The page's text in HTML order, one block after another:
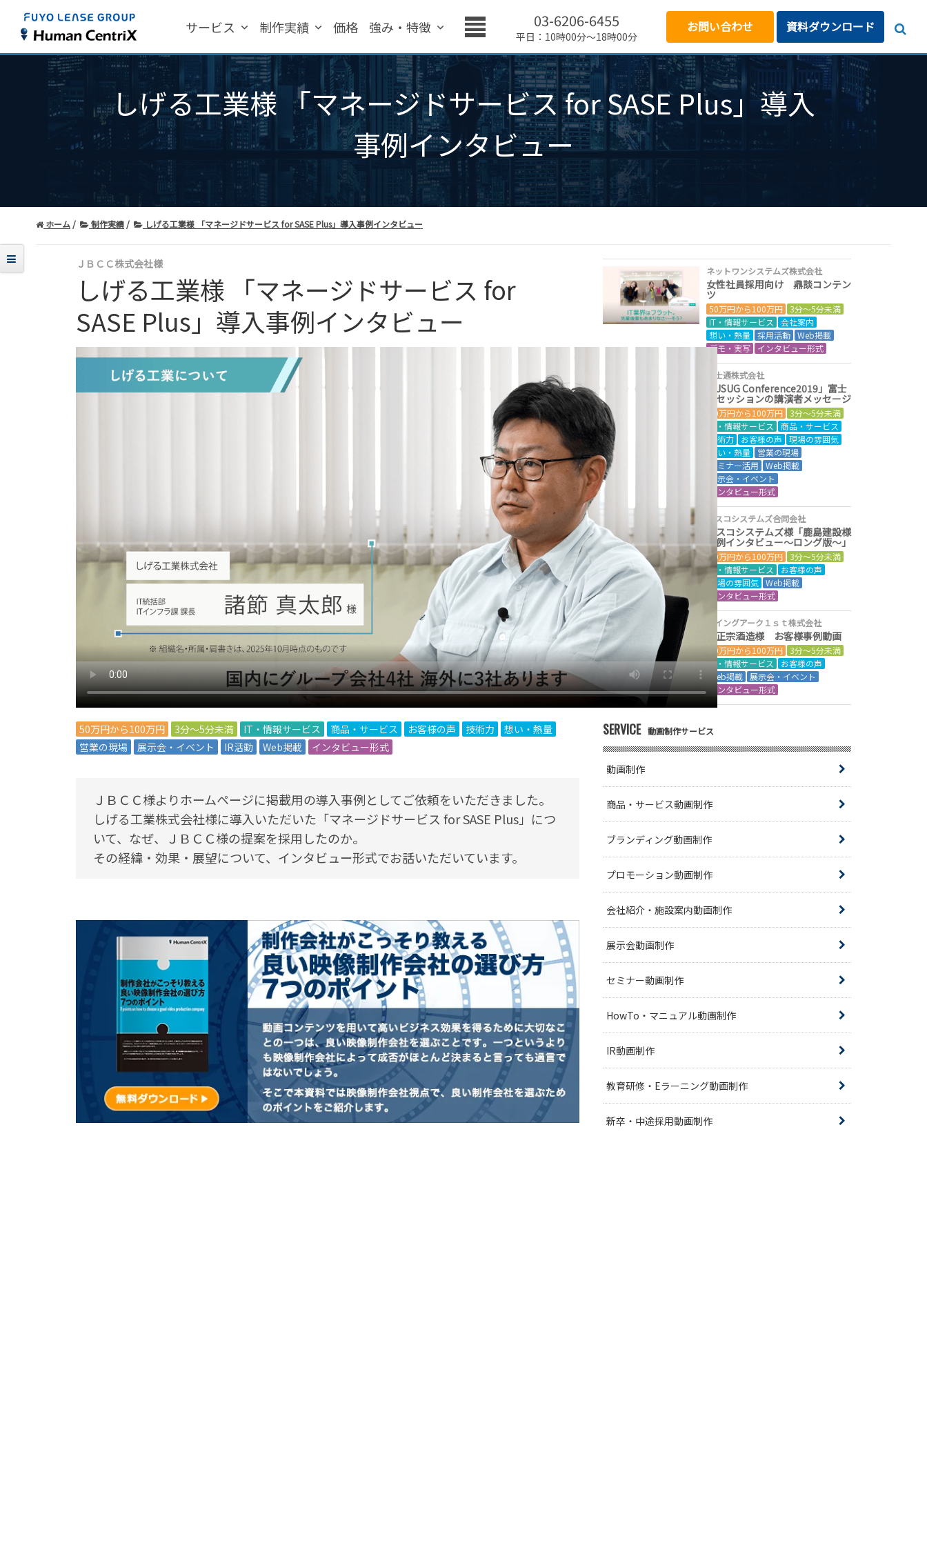
サービス 制作実績 価格 強み・特徴 03-6206-6455
平日：10時00分～18時00分
お問い合わせ 資料ダウンロード
しげる工業様 「マネージドサービス for SASE Plus」導入
事例インタビュー
ホーム 制作実績 しげる工業様 「マネージドサービス for SASE Plus」導入事例インタビュー
ＪＢＣＣ株式会社様
しげる工業様 「マネージドサービス for
SASE Plus」導入事例インタビュー
50万円から100万円 3分～5分未満 IT・情報サービス 商品・サービス お客様の声 技術力
想い・熱量
営業の現場
展示会・イベント IR活動 Web掲載 インタビュー形式
ＪＢＣＣ様よりホームページに掲載用の導入事例としてご依頼をいただきました。
しげる工業株式会社様に導入いただいた「マネージドサービス for SASE Plus」につ
いて、なぜ、ＪＢＣＣ様の提案を採用したのか。
その経緯・効果・展望について、インタビュー形式でお話いただいています。
ネットワンシステムズ株式会社
女性社員採用向け 鼎談コンテン
ツ
50万円から100万円
3分～5分未満
IT・情報サービス
会社案内
想い・熱量 採用活動 Web掲載
デモ・実写
インタビュー形式
富士通株式会社
「JSUG Conference2019」富士
通セッションの講演者メッセージ
50万円から100万円
3分～5分未満
IT・情報サービス
商品・サービス
技術力
お客様の声
現場の雰囲気
想い・熱量
営業の現場
セミナー活用
Web掲載
展示会・イベント
インタビュー形式
シスコシステムズ合同会社
シスコシステムズ様「鹿島建設様
事例インタビュー～ロング版～」
50万円から100万円
3分～5分未満
IT・情報サービス
お客様の声
現場の雰囲気
Web掲載
インタビュー形式
ウイングアーク１ｓｔ株式会社
菊正宗酒造様 お客様事例動画
50万円から100万円
3分～5分未満
IT・情報サービス
お客様の声
Web掲載
展示会・イベント
インタビュー形式
SERVICE 動画制作サービス
動画制作
商品・サービス動画制作
ブランディング動画制作
プロモーション動画制作
会社紹介・施設案内動画制作
展示会動画制作
セミナー動画制作
HowTo・マニュアル動画制作
IR動画制作
教育研修・Eラーニング動画制作
新卒・中途採用動画制作